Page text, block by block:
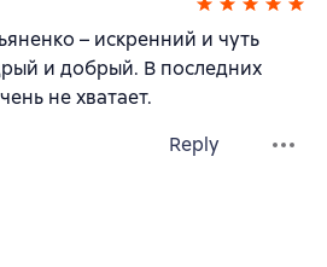
– искренний и чуть
и добрый. В последних
не хватает.
Reply